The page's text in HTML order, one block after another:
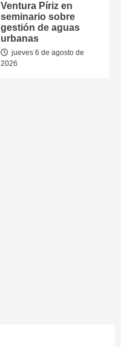
Ventura Píriz en
seminario sobre
gestión de aguas
urbanas
jueves 6 de agosto de
2026